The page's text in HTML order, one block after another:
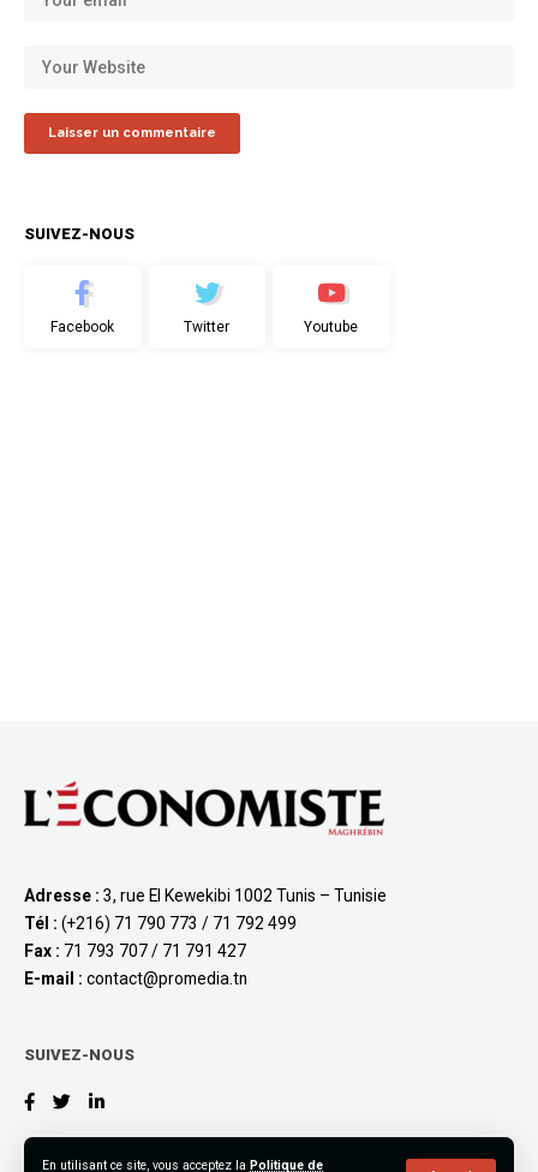
En utilisant ce site, vous acceptez la Politique de
SUIVEZ-NOUS
Facebook Twitter Youtube
Adresse : 3, rue El Kewekibi 1002 Tunis – Tunisie
Tél : (+216) 71 790 773 / 71 792 499
Fax : 71 793 707 / 71 791 427
E-mail : contact@promedia.tn
SUIVEZ-NOUS